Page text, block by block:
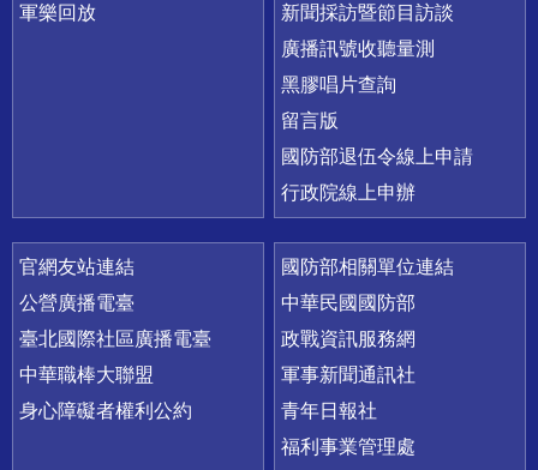
軍樂回放
新聞採訪暨節目訪談
廣播訊號收聽量測
黑膠唱片查詢
留言版
國防部退伍令線上申請
行政院線上申辦
官網友站連結
公營廣播電臺
臺北國際社區廣播電臺
中華職棒大聯盟
身心障礙者權利公約
國防部相關單位連結
中華民國國防部
政戰資訊服務網
軍事新聞通訊社
青年日報社
福利事業管理處